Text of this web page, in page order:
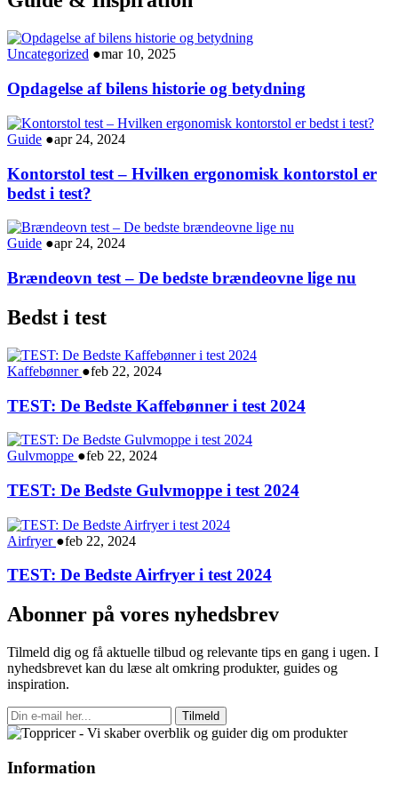
Uncategorized ●mar 10, 2025
Opdagelse af bilens historie og betydning
Guide ●apr 24, 2024
Kontorstol test – Hvilken ergonomisk kontorstol er
bedst i test?
Guide ●apr 24, 2024
Brændeovn test – De bedste brændeovne lige nu
Bedst i test
Kaffebønner ●feb 22, 2024
TEST: De Bedste Kaffebønner i test 2024
Gulvmoppe ●feb 22, 2024
TEST: De Bedste Gulvmoppe i test 2024
Airfryer ●feb 22, 2024
TEST: De Bedste Airfryer i test 2024
Abonner på vores nyhedsbrev
Tilmeld dig og få aktuelle tilbud og relevante tips en gang i ugen. I
nyhedsbrevet kan du læse alt omkring produkter, guides og
inspiration.
Tilmeld
Information